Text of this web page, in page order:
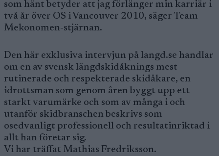
som hänt betyder att jag förlänger min karriär i
två år över OS i Vancouver 2010, säger Team
Mekonomen-stjärnan.
Den här exklusiva intervjun på langd.se handlar
om en av svensk längdskidåknings mest
rutinerade och respekterade skidåkare, en
idrottsman som genom åren byggt upp ett
starkt varumärke och som av många i och
utanför skidbranschen beskrivs som
osedvanligt professionell och resultatinriktad i
allt han företar sig.
Vi har träffat Mathias Fredriksson.